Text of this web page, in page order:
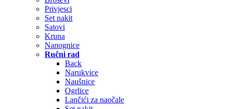
Privjesci
Set nakit
Satovi
Kruna
Nanognice
Ručni rad
Back
Narukvice
Naušnice
Ogrlice
Lančići za naočale